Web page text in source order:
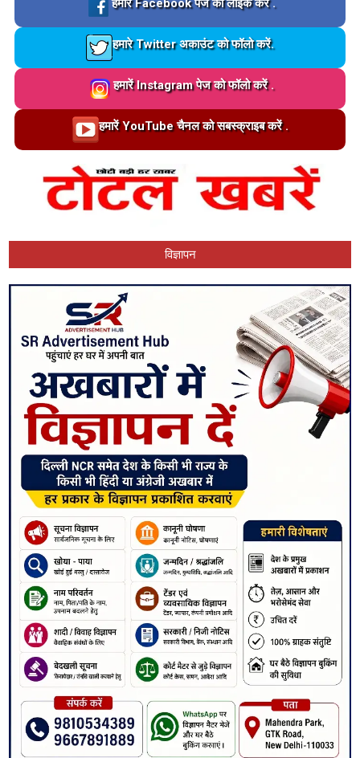
हमारे Facebook पेज को लाइक करें .
Loading…
हमारे Twitter अकाउंट को फॉलो करें.
Loading…
हमारें Instagram पेज को फॉलो करें .
Loading…हमारें YouTube चैनल को सबस्क्राइब करें .
विज्ञापन